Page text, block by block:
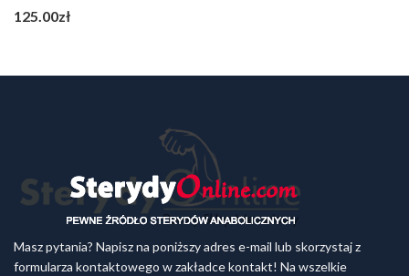
125.00zł
Masz pytania? Napisz na poniższy adres e-mail lub skorzystaj z
formularza kontaktowego w zakładce kontakt! Na wszelkie